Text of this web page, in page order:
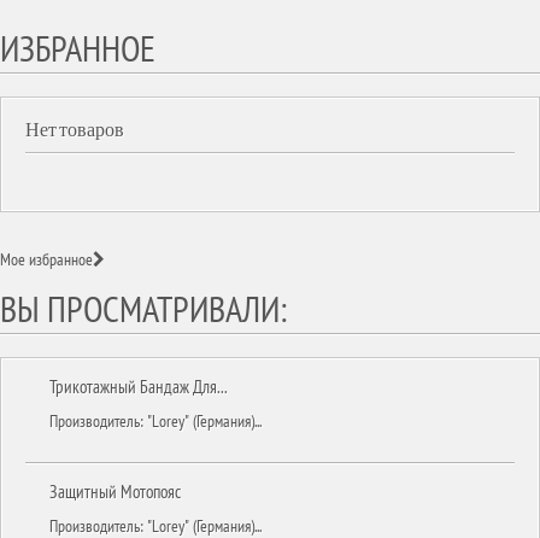
ИЗБРАННОЕ
Нет товаров
Мое избранное
ВЫ ПРОСМАТРИВАЛИ:
Трикотажный Бандаж Для...
Производитель: "Lorey" (Германия)...
Защитный Мотопояс
Производитель: "Lorey" (Германия)...